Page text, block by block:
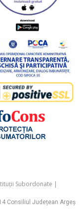
Subordonate |
Consiliul Județean Argeș